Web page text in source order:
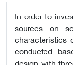
In order to
sources on
characteristics
conducted
design with